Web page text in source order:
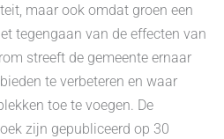
maar ook omdat groen een
tegengaan van de effecten van
streeft de gemeente ernaar
te verbeteren en waar
toe te voegen. De
zijn gepubliceerd op 30